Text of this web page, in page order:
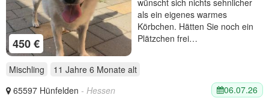
450 €
wünscht sich nichts sehnlicher
als ein eigenes warmes
Körbchen. Hätten Sie noch ein
Plätzchen frei…
Mischling 11 Jahre 6 Monate alt
65597 Hünfelden - Hessen 06.07.26